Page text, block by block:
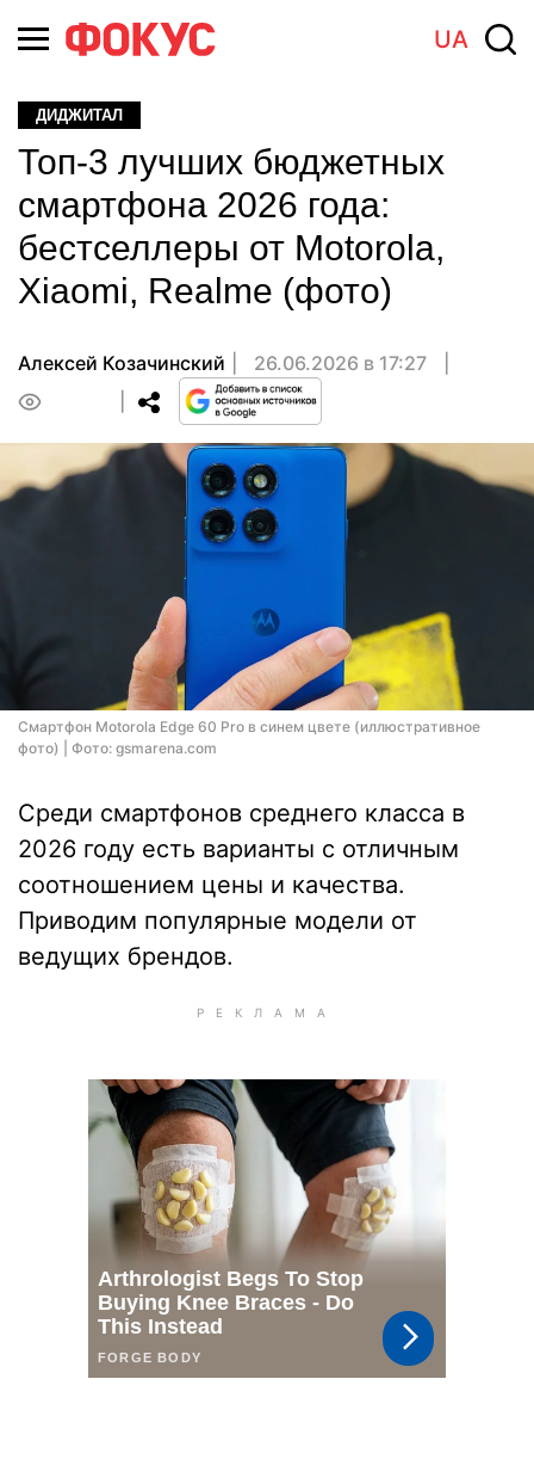
UA
ДИДЖИТАЛ
Топ-3 лучших бюджетных
смартфона 2026 года:
бестселлеры от Motorola,
Xiaomi, Realme (фото)
Алексей Козачинский
26.06.2026 в 17:27
Смартфон Motorola Edge 60 Pro в синем цвете (иллюстративное
фото) | Фото: gsmarena.com
Среди смартфонов среднего класса в
2026 году есть варианты с отличным
соотношением цены и качества.
Приводим популярные модели от
ведущих брендов.